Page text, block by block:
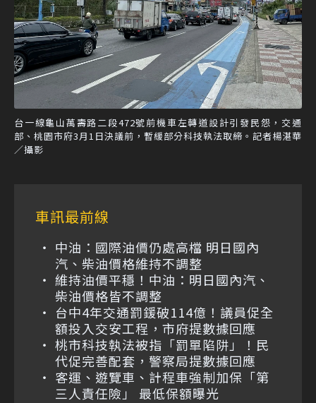
台一線龜山萬壽路二段472號前機車左轉道設計引發民怨，交通
部、桃園市府3月1日決議前，暫緩部分科技執法取締。記者楊湛華
／攝影
車訊最前線
中油：國際油價仍處高檔 明日國內
汽、柴油價格維持不調整
維持油價平穩！中油：明日國內汽、
柴油價格皆不調整
台中4年交通罰鍰破114億！議員促全
額投入交安工程，市府提數據回應
桃市科技執法被指「罰單陷阱」！民
代促完善配套，警察局提數據回應
客運、遊覽車、計程車強制加保「第
三人責任險」 最低保額曝光